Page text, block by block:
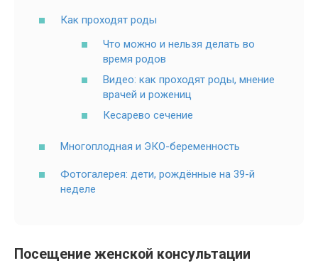
Как проходят роды
Что можно и нельзя делать во
время родов
Видео: как проходят роды, мнение
врачей и рожениц
Кесарево сечение
Многоплодная и ЭКО-беременность
Фотогалерея: дети, рождённые на 39-й
неделе
Посещение женской консультации